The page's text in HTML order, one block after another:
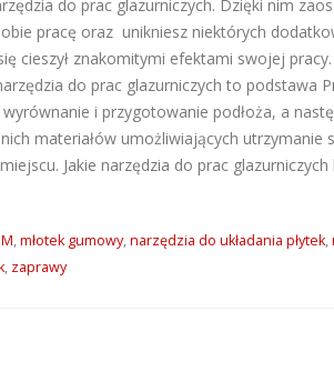
do prac glazurniczych. Dzięki nim
pracę oraz unikniesz niektórych
cieszył znakomitymi efektami swojej
do prac glazurniczych to podstawa
i przygotowanie podłoża, a
materiałów umożliwiających utrzymanie
Jakie narzędzia do prac glazurniczych
,młotek gumowy,narzędzia do układania płytek,
, zaprawy